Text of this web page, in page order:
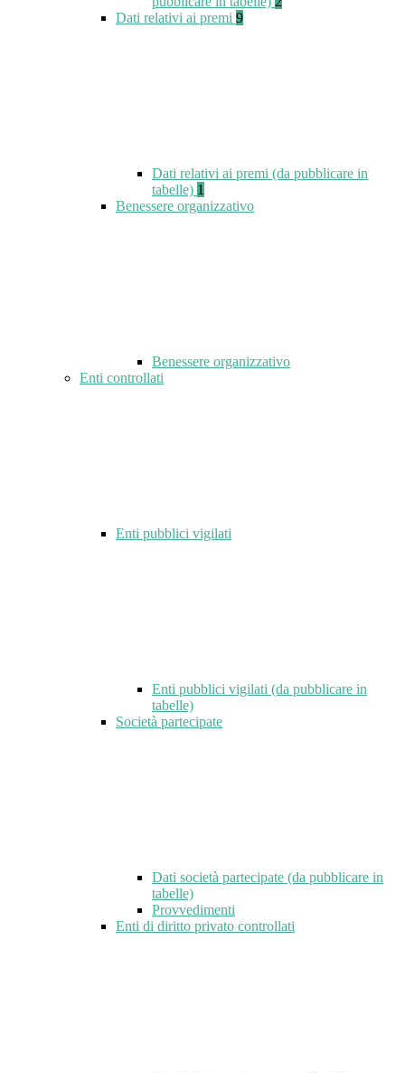
Dati relativi ai premi 9
Dati relativi ai premi (da pubblicare in
tabelle) 1
Benessere organizzativo
Benessere organizzativo
Enti controllati
Enti pubblici vigilati
Enti pubblici vigilati (da pubblicare in
tabelle)
Società partecipate
Dati società partecipate (da pubblicare in
tabelle)
Provvedimenti
Enti di diritto privato controllati